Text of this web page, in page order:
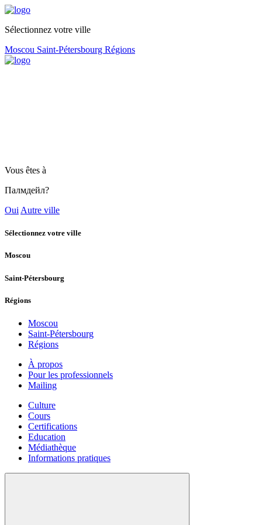
Sélectionnez votre ville
Moscou Saint-Pétersbourg Régions
Vous êtes à
Палмдейл?
Oui Autre ville
Sélectionnez votre ville
Moscou
Saint-Pétersbourg
Régions
Moscou
Saint-Pétersbourg
Régions
À propos
Pour les professionnels
Mailing
Culture
Cours
Certifications
Education
Médiathèque
Informations pratiques